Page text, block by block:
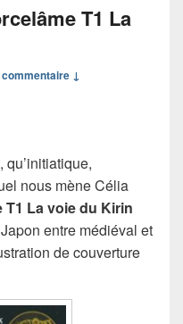
T1 La
↓
qu’initiatique,
nous mène Célia
T1 La voie du Kirin
entre médiéval et
de couverture